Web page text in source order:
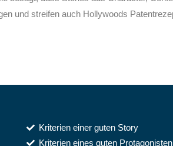
und streifen auch Hollywoods
Kriterien einer guten Story
Kriterien eines guten Protagonisten